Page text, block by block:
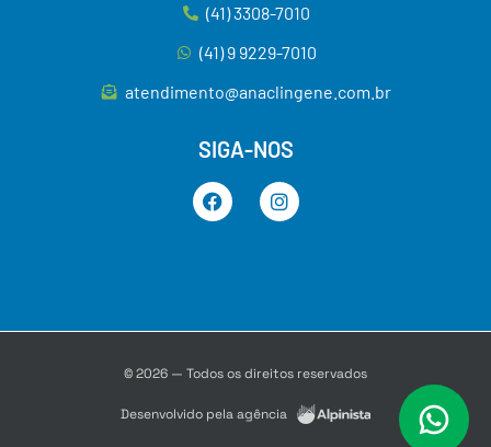
(41) 3308-7010
(41) 9 9229-7010
atendimento@anaclingene.com.br
SIGA-NOS
© 2026 — Todos os direitos reservados
Desenvolvido pela agência